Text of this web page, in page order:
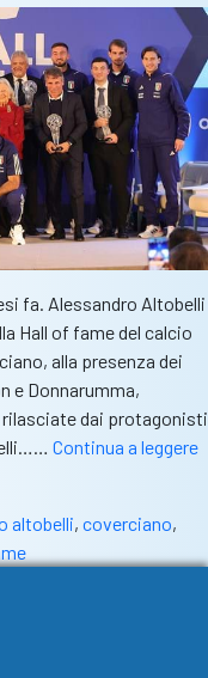
fa. Alessandro Altobelli
Hall of fame del calcio
alla presenza dei
e Donnarumma,
rilasciate dai protagonisti
Continua a leggere
altobelli, coverciano,